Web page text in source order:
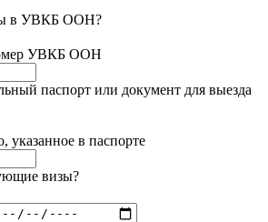
в УВКБ ООН?
УВКБ ООН
паспорт или документ для выезда
указанное в паспорте
визы?